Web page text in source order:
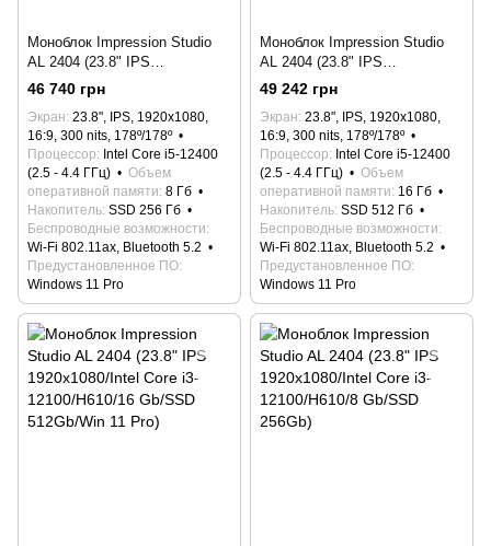
Моноблок Impression Studio
AL 2404 (23.8" IPS
1920x1080/Intel Core i5-
12400/H610/8 Gb/SSD
256Gb/Win 11 Pro)
46 740 грн
Экран 23.8", IPS, 1920x1080,
16:9, 300 nits, 178º/178º
Процессор
Intel Core i5-12400
(2.5 - 4.4 ГГц)
Объем
оперативной памяти 8 Гб
Накопитель SSD 256 Гб
Беспроводные возможности
Wi-Fi 802.11ax, Bluetooth 5.2
Предустановленное ПО
Windows 11 Pro
Моноблок Impression Studio
AL 2404 (23.8" IPS
1920x1080/Intel Core i5-
12400/H610/16 Gb/SSD
512Gb/Win 11 Pro)
49 242 грн
Экран 23.8", IPS, 1920x1080,
16:9, 300 nits, 178º/178º
Процессор
Intel Core i5-12400
(2.5 - 4.4 ГГц)
Объем
оперативной памяти 16 Гб
Накопитель SSD 512 Гб
Беспроводные возможности
Wi-Fi 802.11ax, Bluetooth 5.2
Предустановленное ПО
Windows 11 Pro